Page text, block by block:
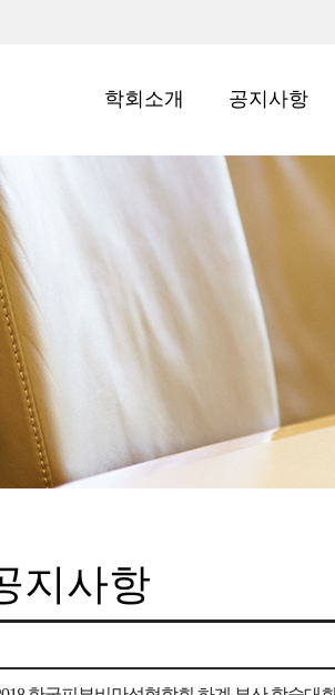
학회소개 공지사항
지사항